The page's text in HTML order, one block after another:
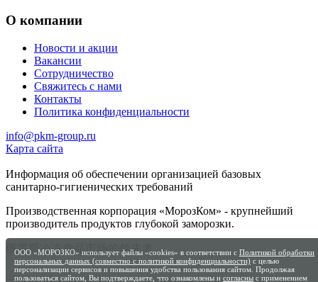
О компании
Новости и акции
Вакансии
Сотрудничество
Свяжитесь с нами
Контакты
Политика конфиденциальности
info@pkm-group.ru
Карта сайта
Информация об обеспечении организацией базовых
санитарно-гигиенических требований
Производственная корпорация «МорозКом» - крупнейший
производитель продуктов глубокой заморозки.
俄罗斯冷冻食品市场的领先者
ООО «МОРОЗКО» использует файлы «cookies» в соответствии с Политикой обработки
персональных данных (совместно с политикой конфиденциальности) с целью
персонализации сервисов и повышения удобства пользования сайтом. Продолжая
пользоваться сайтом, Вы подтверждаете, что ознакомлены и согласны с применением